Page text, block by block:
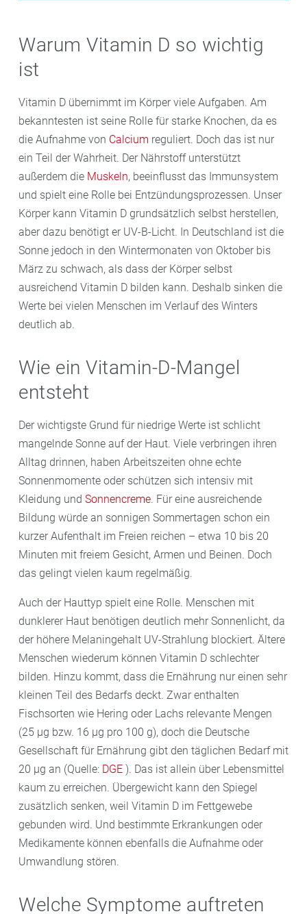
Warum Vitamin D so wichtig
ist
Vitamin D übernimmt im Körper viele Aufgaben. Am
bekanntesten ist seine Rolle für starke Knochen, da es
die Aufnahme von Calcium reguliert. Doch das ist nur
ein Teil der Wahrheit. Der Nährstoff unterstützt
außerdem die Muskeln, beeinflusst das Immunsystem
und spielt eine Rolle bei Entzündungsprozessen. Unser
Körper kann Vitamin D grundsätzlich selbst herstellen,
aber dazu benötigt er UV-B-Licht. In Deutschland ist die
Sonne jedoch in den Wintermonaten von Oktober bis
März zu schwach, als dass der Körper selbst
ausreichend Vitamin D bilden kann. Deshalb sinken die
Werte bei vielen Menschen im Verlauf des Winters
deutlich ab.
Wie ein Vitamin-D-Mangel
entsteht
Der wichtigste Grund für niedrige Werte ist schlicht
mangelnde Sonne auf der Haut. Viele verbringen ihren
Alltag drinnen, haben Arbeitszeiten ohne echte
Sonnenmomente oder schützen sich intensiv mit
Kleidung und Sonnencreme. Für eine ausreichende
Bildung würde an sonnigen Sommertagen schon ein
kurzer Aufenthalt im Freien reichen – etwa 10 bis 20
Minuten mit freiem Gesicht, Armen und Beinen. Doch
das gelingt vielen kaum regelmäßig.
Auch der Hauttyp spielt eine Rolle. Menschen mit
dunklerer Haut benötigen deutlich mehr Sonnenlicht, da
der höhere Melaningehalt UV-Strahlung blockiert. Ältere
Menschen wiederum können Vitamin D schlechter
bilden. Hinzu kommt, dass die Ernährung nur einen sehr
kleinen Teil des Bedarfs deckt. Zwar enthalten
Fischsorten wie Hering oder Lachs relevante Mengen
(25 µg bzw. 16 µg pro 100 g), doch die Deutsche
Gesellschaft für Ernährung gibt den täglichen Bedarf mit
20 µg an (Quelle: DGE ). Das ist allein über Lebensmittel
kaum zu erreichen. Übergewicht kann den Spiegel
zusätzlich senken, weil Vitamin D im Fettgewebe
gebunden wird. Und bestimmte Erkrankungen oder
Medikamente können ebenfalls die Aufnahme oder
Umwandlung stören.
Welche Symptome auftreten